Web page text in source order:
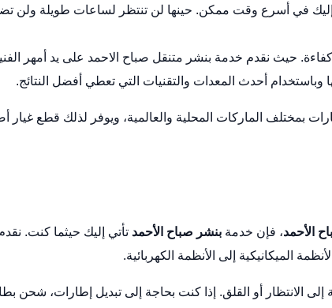
إليك في أسرع وقت ممكن. حينها لن تنتظر لساعات طويلة ولن
حيث نقدم خدمة بنشر متنقل صباح الاحمد على يد أمهر
وباستخدام أحدث المعدات والتقنيات التي تعطي أفضل النتائج.
بمختلف الماركات المحلية والعالمية، ويوفر لذلك قطع غيار
الأحمد، فإن خدمة بنشر صباح الأحمد تأتي إليك حيثما كنت.
الميكانيكية إلى الأنظمة الكهربائية.
الانتظار أو القلق. إذا كنت بحاجة إلى تبديل إطارات، شحن